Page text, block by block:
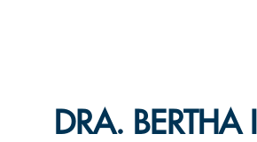
DRA. BERTHA